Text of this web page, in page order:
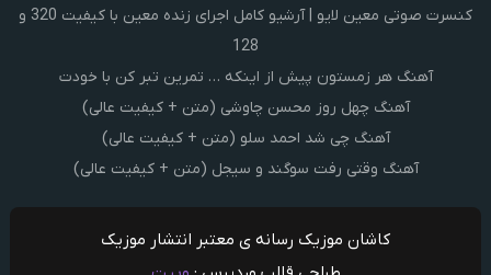
کنسرت صوتی معین لایو | آرشیو کامل اجرای زنده معین با کیفیت 320 و
128
آهنگ هر زمستون پیش از اینکه … تمرین تبر کن با خودت
آهنگ چهل روز محسن چاوشی (متن + کیفیت عالی)
آهنگ چی شد احمد سلو (متن + کیفیت عالی)
آهنگ وقتی رفت سوگند و سیجل (متن + کیفیت عالی)
کاشان موزیک رسانه ی معتبر انتشار موزیک